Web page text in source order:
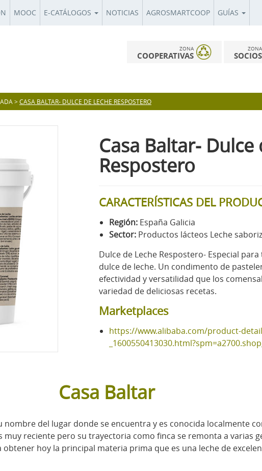
MOOC E-CATÁLOGOS NOTICIAS AGROSMARTCOOP GUÍAS
ZONA
COOPERATIVAS
ZONA
SOCIOS
>CASA BALTAR- DULCE DE LECHE RESPOSTERO
Casa Baltar- Dulce
Respostero
CARACTERÍSTICAS DEL
Región: España Galicia
Sector: Productos lácteos Leche
Dulce de Leche Respostero- Especial
dulce de leche. Un condimento de
efectividad y versatilidad que los
variedad de deliciosas recetas.
Marketplaces
https://www.alibaba.com/product-detail/
Casa Baltar
del lugar donde se encuentra y es conocida localmente
reciente pero su trayectoria como finca se remonta a varias
hoy la principal materia prima que es una leche de